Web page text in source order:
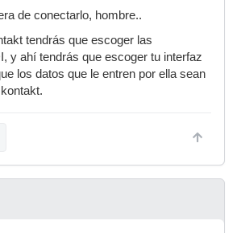
de conectarlo, hombre..
tendrás que escoger las
y ahí tendrás que escoger tu interfaz
los datos que le entren por ella sean